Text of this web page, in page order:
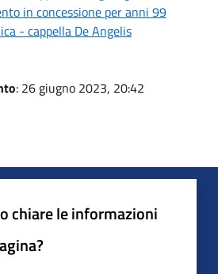
in concessione per anni 99
- cappella De Angelis
: 26 giugno 2023, 20:42
chiare le informazioni